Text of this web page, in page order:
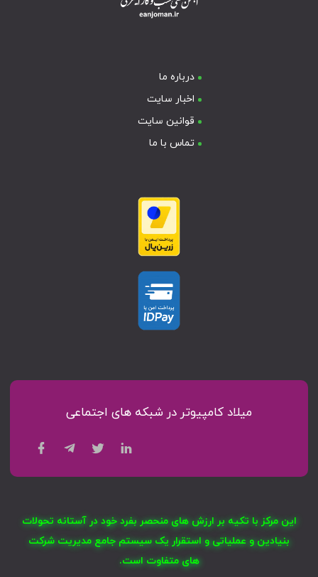
درباره ما
اخبار سایت
قوانین سایت
تماس با ما
میلاد کامپیوتر در شبکه های اجتماعی
این مرکز با تکیه بر ارزش های منحصر بفرد خود در آستانه تحولات
بنیادین و عملیاتی و استقرار یک سیستم جامع مدیریت شرکت
های متفاوت است.